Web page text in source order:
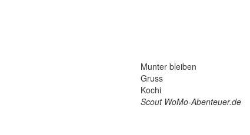
Munter bleiben
Gruss
Kochi
Scout WoMo-Abenteuer.de